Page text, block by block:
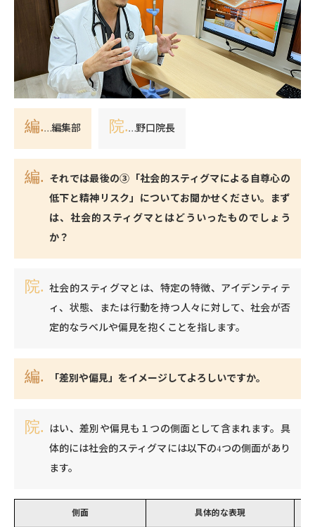
編.…編集部 院.…野口院長
それでは最後の③「社会的スティグマによる自尊心の
低下と精神リスク」についてお聞かせください。まず
は、社会的スティグマとはどういったものでしょう
か？
社会的スティグマとは、特定の特徴、アイデンティテ
ィ、状態、または行動を持つ人々に対して、社会が否
定的なラベルや偏見を抱くことを指します。
「差別や偏見」をイメージしてよろしいですか。
はい、差別や偏見も１つの側面として含まれます。具
体的には社会的スティグマには以下の4つの側面があり
ます。
側面 具体的な表現